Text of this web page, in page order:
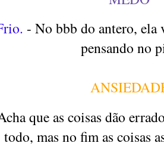
- No bbb do antero, ela
pensando no
que as coisas dão
todo, mas no fim as coisas